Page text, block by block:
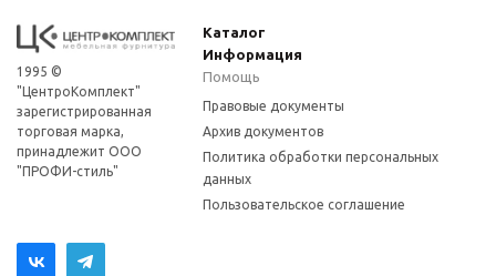
1995 ©
"ЦентроКомплект"
зарегистрированная
торговая марка,
принадлежит ООО
"ПРОФИ-стиль"
Каталог
Информация
Помощь
Правовые документы
Архив документов
Политика обработки персональных
данных
Пользовательское соглашение